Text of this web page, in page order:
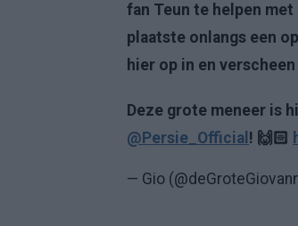
fan Teun te helpen
plaatste onlangs een
hier op in en
Deze grote meneer is
@Persie_Official ! 🙌🏻
— Gio